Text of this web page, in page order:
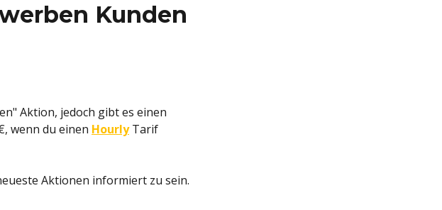
Kunden
Aktion, jedoch gibt es einen
wenn du einen Hourly Tarif
Aktionen informiert zu sein.